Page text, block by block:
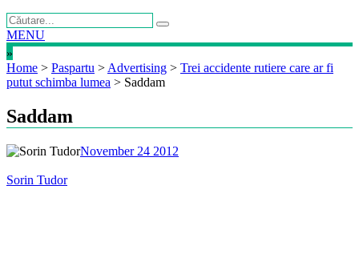
MENU
»
Home > Paspartu > Advertising > Trei accidente rutiere care ar fi
putut schimba lumea > Saddam
Saddam
November 24 2012
Sorin Tudor